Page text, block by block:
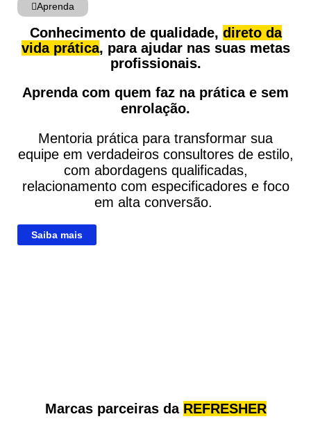
Aprenda
Conhecimento de qualidade, direto da
vida prática, para ajudar nas suas metas
profissionais.
Aprenda com quem faz na prática e sem
enrolação.
Mentoria prática para transformar sua
equipe em verdadeiros consultores de estilo,
com abordagens qualificadas,
relacionamento com especificadores e foco
em alta conversão.
Saiba mais
Marcas parceiras da REFRESHER